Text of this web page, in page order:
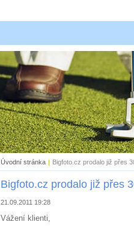
Úvodní stránka | Bigfoto.cz prodalo již přes
Bigfoto.cz prodalo již přes
21.09.2011 19:28
Vážení klienti,